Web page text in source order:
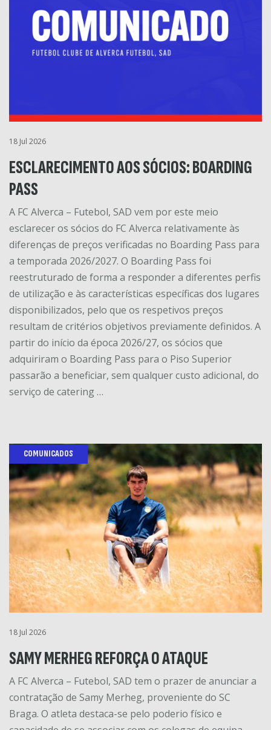
18 Jul 2026
ESCLARECIMENTO AOS SÓCIOS: BOARDING
PASS
A FC Alverca – Futebol, SAD vem por este meio
esclarecer os sócios do FC Alverca relativamente às
diferenças de preços verificadas no Boarding Pass para
a temporada 2026/2027. O Boarding Pass foi
reestruturado de forma a responder a diferentes perfis
de utilização e às características específicas dos lugares
disponibilizados, pelo que os respetivos preços
resultam de critérios objetivos previamente definidos. A
partir do início da época 2026/27, os sócios que
adquiriram o Boarding Pass para o Piso Superior
passarão a beneficiar, sem qualquer custo adicional, do
serviço de catering …
COMUNICADOS
18 Jul 2026
SAMY MERHEG REFORÇA O ATAQUE
A FC Alverca – Futebol, SAD tem o prazer de anunciar a
contratação de Samy Merheg, proveniente do SC
Braga. O atleta destaca-se pelo poderio físico e